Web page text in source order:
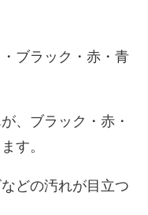
ブラック・赤・青
、ブラック・赤・
す。
どの汚れが目立つ